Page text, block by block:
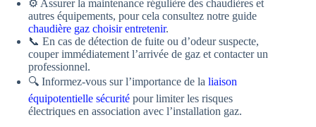
⚙️ Assurer la maintenance régulière des chaudières et
autres équipements, pour cela consultez notre guide
chaudière gaz choisir entretenir.
📞 En cas de détection de fuite ou d’odeur suspecte,
couper immédiatement l’arrivée de gaz et contacter un
professionnel.
🔍 Informez-vous sur l’importance de la liaison
équipotentielle sécurité pour limiter les risques
électriques en association avec l’installation gaz.